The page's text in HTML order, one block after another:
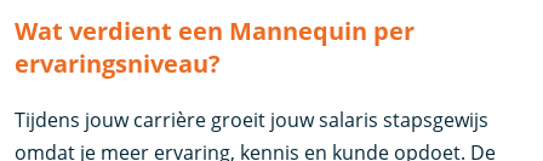
Wat verdient een Mannequin per
ervaringsniveau?
Tijdens jouw carrière groeit jouw salaris stapsgewijs
omdat je meer ervaring, kennis en kunde opdoet. De